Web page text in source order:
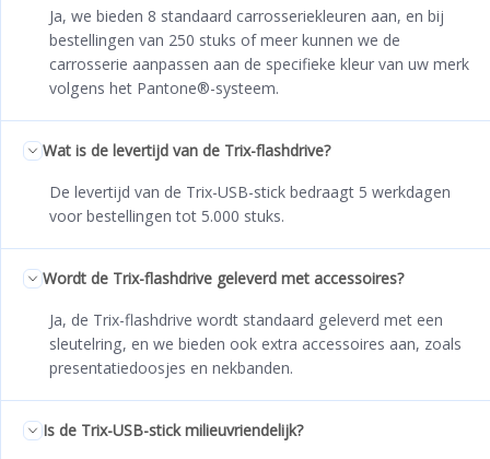
Ja, we bieden 8 standaard carrosseriekleuren aan, en bij
bestellingen van 250 stuks of meer kunnen we de
carrosserie aanpassen aan de specifieke kleur van uw merk
volgens het Pantone®-systeem.
Wat is de levertijd van de Trix-flashdrive?
De levertijd van de Trix-USB-stick bedraagt 5 werkdagen
voor bestellingen tot 5.000 stuks.
Wordt de Trix-flashdrive geleverd met accessoires?
Ja, de Trix-flashdrive wordt standaard geleverd met een
sleutelring, en we bieden ook extra accessoires aan, zoals
presentatiedoosjes en nekbanden.
Is de Trix-USB-stick milieuvriendelijk?